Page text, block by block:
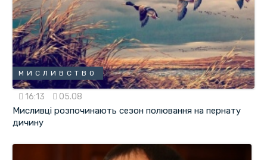
МИСЛИВСТВО
16:13 05.08
Мисливці розпочинають сезон полювання на пернату
дичину